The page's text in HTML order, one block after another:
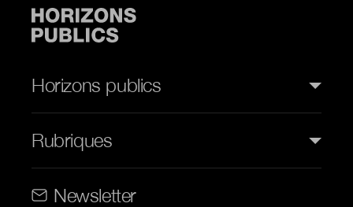
Horizons publics
Rubriques
Newsletter